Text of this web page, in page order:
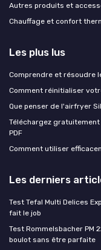
Autres produits et
Chauffage et confort
Les plus lus
Comprendre et résoudre
Comment réinitialiser
Que penser de l'airfryer
Téléchargez
PDF
Comment utiliser
Les derniers
Test Tefal Multi Delices
fait le job
Test Rommelsbacher PM
boulot sans être parfaite